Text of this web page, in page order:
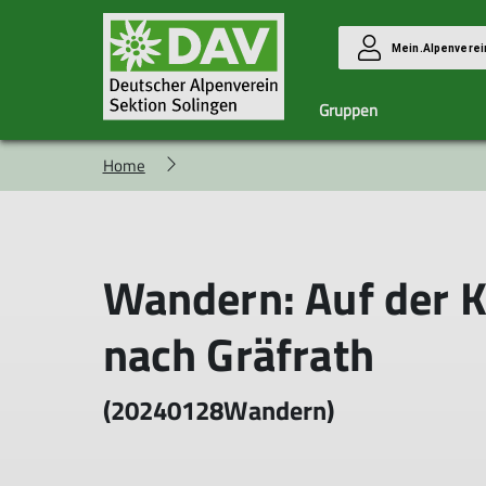
Gruppen
Familiengruppe Hochtourengruppe
Das TeamEhrenamt
Home
Wandern: Auf der
nach Gräfrath
(20240128Wandern)